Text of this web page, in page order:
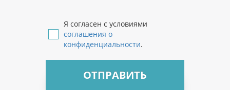
Я согласен с условиями
соглашения о
конфиденциальности.
ОТПРАВИТЬ